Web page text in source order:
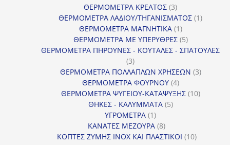
προϊόντα
ΘΕΡΜΟΜΕΤΡΑ ΚΡΕΑΤΟΣ 33
προϊόντα
ΘΕΡΜΟΜΕΤΡΑ ΛΑΔΙΟΥ/ΤΗΓΑΝΙΣΜΑΤΟΣ 11
ΘΕΡΜΟΜΕΤΡΑ ΜΑΓΝΗΤΙΚΑ 11
προϊόν
ΘΕΡΜΟΜΕΤΡΑ ΜΕ ΥΠΕΡΥΘΡΕΣ 55
προϊόντα
ΘΕΡΜΟΜΕΤΡΑ ΠΗΡΟΥΝΕΣ - ΚΟΥΤΑΛΕΣ - ΣΠΑΤΟΥΛΕΣ
33
προϊόντα
ΘΕΡΜΟΜΕΤΡΑ ΠΟΛΛΑΠΛΩΝ ΧΡΗΣΕΩΝ 33
ΘΕΡΜΟΜΕΤΡΑ ΦΟΥΡΝΟΥ 44
προϊόντα
ΘΕΡΜΟΜΕΤΡΑ ΨΥΓΕΙΟΥ-ΚΑΤΑΨΥΞΗΣ 1010
ΘΗΚΕΣ - ΚΑΛΥΜΜΑΤΑ 55
ΥΓΡΟΜΕΤΡΑ 11
προϊόν
ΚΑΝΑΤΕΣ ΜΕΖΟΥΡΑ 88
προϊόντα
ΚΟΠΤΕΣ ΖΥΜΗΣ INOX ΚΑΙ ΠΛΑΣΤΙΚΟΙ 1010